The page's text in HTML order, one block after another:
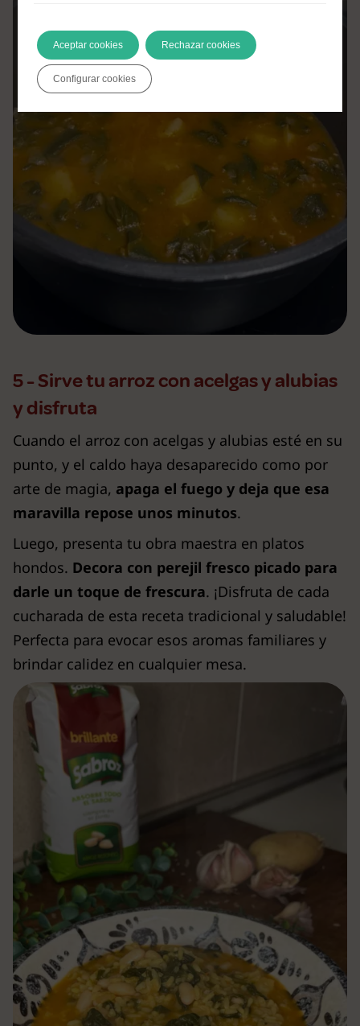
5 - Sirve tu arroz con acelgas y alubias
y disfruta
Cuando el arroz con acelgas y alubias esté en su
punto, y el caldo haya desaparecido como por
arte de magia, apaga el fuego y deja que esa
maravilla repose unos minutos.
Luego, presenta tu obra maestra en platos
hondos. Decora con perejil fresco picado para
darle un toque de frescura. ¡Disfruta de cada
cucharada de esta receta tradicional y saludable!
Perfecta para evocar esos aromas familiares y
brindar calidez en cualquier mesa.
Aceptar cookies Rechazar cookies
Configurar cookies